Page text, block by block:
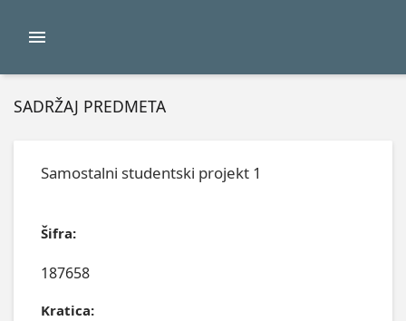
SADRŽAJ PREDMETA
Samostalni studentski projekt 1
Šifra:
187658
Kratica: